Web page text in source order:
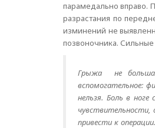
парамедально вправо.
разрастания по
изминений не
позвоночника.
Грыжа не большая,
вспомогательное:
нельзя. Боль в
привести к